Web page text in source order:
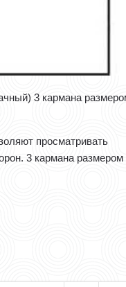
3 кармана
просматривать
3 кармана размером